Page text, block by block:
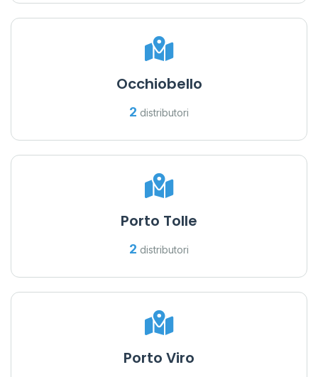
Occhiobello
2 distributori
Porto Tolle
2 distributori
Porto Viro